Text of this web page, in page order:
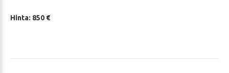
Hinta: 850 €